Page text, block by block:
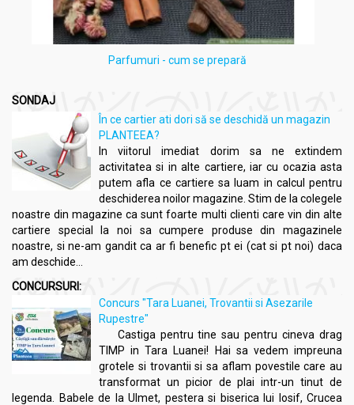
Parfumuri - cum se prepară
SONDAJ
În ce cartier ati dori să se deschidă un magazin
PLANTEEA?
In viitorul imediat dorim sa ne extindem
activitatea si in alte cartiere, iar cu ocazia asta
putem afla ce cartiere sa luam in calcul pentru
deschiderea noilor magazine. Stim de la colegele
noastre din magazine ca sunt foarte multi clienti care vin din alte
cartiere special la noi sa cumpere produse din magazinele
noastre, si ne-am gandit ca ar fi benefic pt ei (cat si pt noi) daca
am deschide...
CONCURSURI:
Concurs "Tara Luanei, Trovantii si Asezarile
Rupestre"
Castiga pentru tine sau pentru cineva drag
TIMP in Tara Luanei! Hai sa vedem impreuna
grotele si trovantii si sa aflam povestile care au
transformat un picior de plai intr-un tinut de
legenda. Babele de la Ulmet, pestera si biserica lui Iosif, Crucea